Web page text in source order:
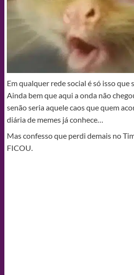
Em qualquer rede social é só isso que
Ainda bem que aqui a onda não
senão seria aquele caos que quem
diária de memes já conhece…
Mas confesso que perdi demais no
FICOU.